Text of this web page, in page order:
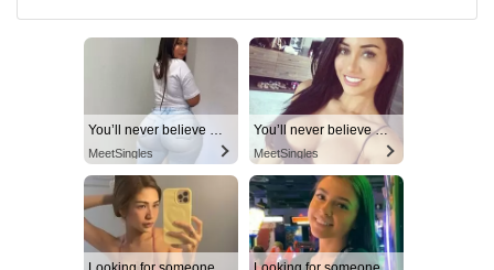
You’ll never believe why I moved to… Columbus
MeetSingles
You’ll never believe why I moved to… Columbus
MeetSingles